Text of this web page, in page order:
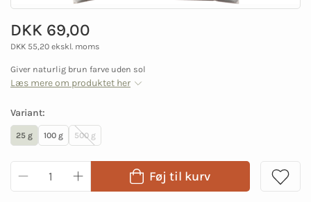
DKK 69,00
DKK 55,20 ekskl. moms
Giver naturlig brun farve uden sol
Læs mere om produktet her
Variant:
25 g 100 g 500 g
Føj til kurv